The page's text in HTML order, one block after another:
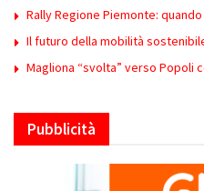
Rally Regione Piemonte:
Il futuro della mobilità
Magliona “svolta” verso Popoli
Pubblicità